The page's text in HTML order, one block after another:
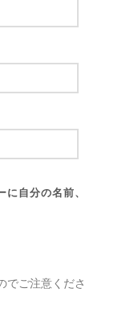
自分の名前、
でご注意くださ